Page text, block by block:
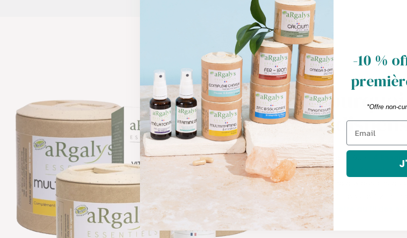
Ce pack réunit 4
immunité, énergie,
répond aux besoins
pensée pour prévenir
bien-être au fil des
-10 %
*Offre non-